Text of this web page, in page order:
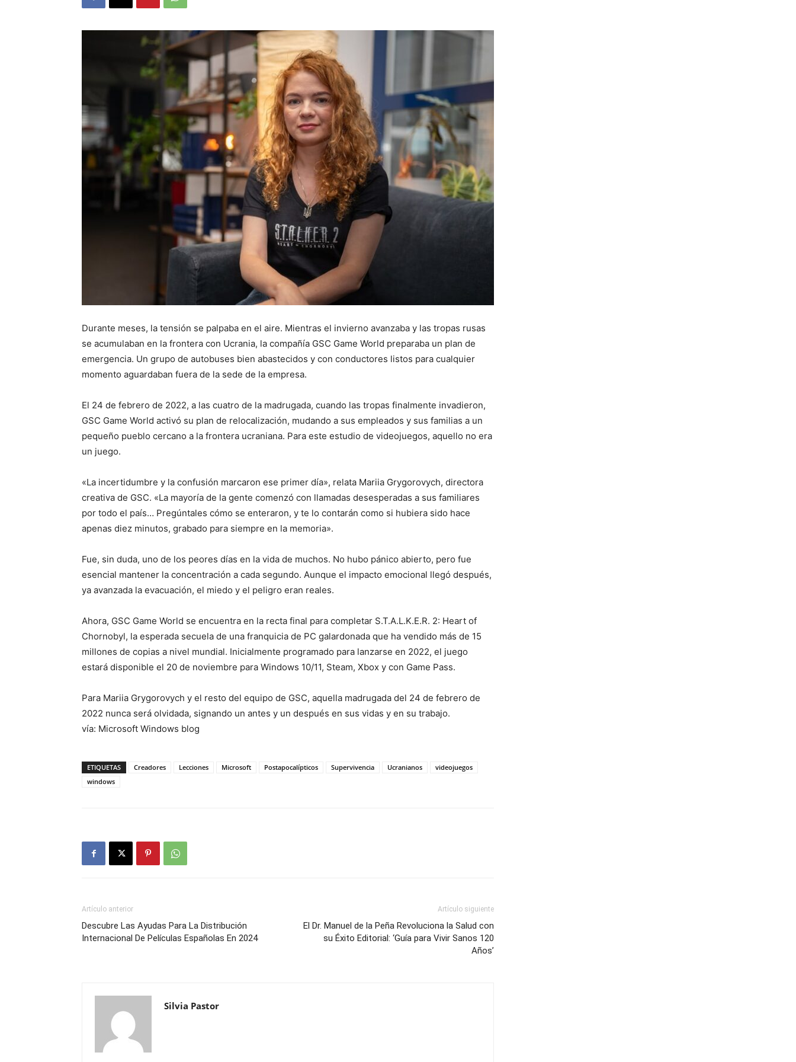
Durante meses, la tensión se palpaba en el aire. Mientras el invierno avanzaba y las tropas rusas
se acumulaban en la frontera con Ucrania, la compañía GSC Game World preparaba un plan de
emergencia. Un grupo de autobuses bien abastecidos y con conductores listos para cualquier
momento aguardaban fuera de la sede de la empresa.
El 24 de febrero de 2022, a las cuatro de la madrugada, cuando las tropas finalmente invadieron,
GSC Game World activó su plan de relocalización, mudando a sus empleados y sus familias a un
pequeño pueblo cercano a la frontera ucraniana. Para este estudio de videojuegos, aquello no era
un juego.
«La incertidumbre y la confusión marcaron ese primer día», relata Mariia Grygorovych, directora
creativa de GSC. «La mayoría de la gente comenzó con llamadas desesperadas a sus familiares
por todo el país… Pregúntales cómo se enteraron, y te lo contarán como si hubiera sido hace
apenas diez minutos, grabado para siempre en la memoria».
Fue, sin duda, uno de los peores días en la vida de muchos. No hubo pánico abierto, pero fue
esencial mantener la concentración a cada segundo. Aunque el impacto emocional llegó después,
ya avanzada la evacuación, el miedo y el peligro eran reales.
Ahora, GSC Game World se encuentra en la recta final para completar S.T.A.L.K.E.R. 2: Heart of
Chornobyl, la esperada secuela de una franquicia de PC galardonada que ha vendido más de 15
millones de copias a nivel mundial. Inicialmente programado para lanzarse en 2022, el juego
estará disponible el 20 de noviembre para Windows 10/11, Steam, Xbox y con Game Pass.
Para Mariia Grygorovych y el resto del equipo de GSC, aquella madrugada del 24 de febrero de
2022 nunca será olvidada, signando un antes y un después en sus vidas y en su trabajo.
vía: Microsoft Windows blog
ETIQUETAS Creadores Lecciones Microsoft Postapocalípticos Supervivencia Ucranianos
videojuegos
windows
Artículo anterior
Descubre Las Ayudas Para La Distribución
Internacional De Películas Españolas En 2024
Artículo siguiente
El Dr. Manuel de la Peña Revoluciona la Salud con
su Éxito Editorial: ‘Guía para Vivir Sanos 120
Años’
Silvia Pastor